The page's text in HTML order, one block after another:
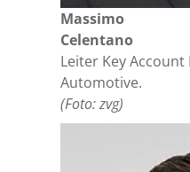
Massimo
Celentano
Leiter Key
Automotive.
(Foto: zvg)